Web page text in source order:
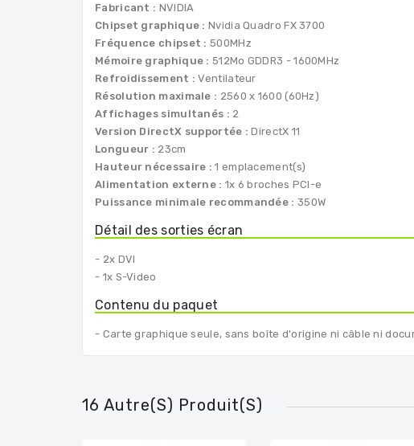
Fabricant : NVIDIA
Chipset graphique : Nvidia Quadro FX 3700
Fréquence chipset : 500MHz
Mémoire graphique : 512Mo GDDR3 - 1600MHz
Refroidissement : Ventilateur
Résolution maximale : 2560 x 1600 (60Hz)
Affichages simultanés : 2
Version DirectX supportée : DirectX 11
Longueur : 23cm
Hauteur nécessaire : 1 emplacement(s)
Alimentation externe : 1x 6 broches PCI-e
Puissance minimale recommandée : 350W
Détail des sorties écran
- 2x DVI
- 1x S-Video
Contenu du paquet
- Carte graphique seule, sans boîte d'origine ni câble ni
16 Autre(s) Produit(s)